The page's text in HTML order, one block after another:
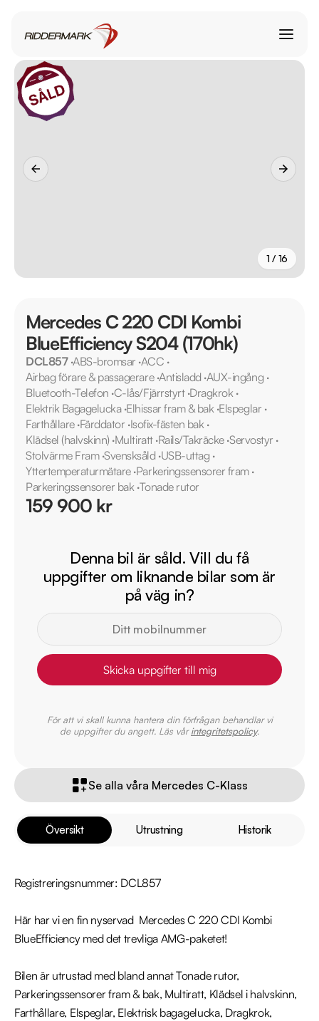
1 / 16
Översikt Utrustning Historik
Registreringsnummer: DCL857
Här har vi en fin nyservad  Mercedes C 220 CDI Kombi
BlueEfficiency med det trevliga AMG-paketet!
Bilen är utrustad med bland annat Tonade rutor,
Parkeringssensorer fram & bak, Multiratt, Klädsel i halvskinn,
Farthållare, Elspeglar, Elektrisk bagagelucka, Dragkrok,
Mercedes C 220 CDI Kombi
BlueEfficiency S204 (170hk)
DCL857·ABS-bromsar ·ACC ·
Airbag förare & passagerare·Antisladd ·AUX-ingång ·
Bluetooth-Telefon ·C-lås/Fjärrstyrt·Dragkrok·
Elektrik Bagagelucka·Elhissar fram & bak·Elspeglar ·
Farthållare·Färddator ·Isofix-fästen bak·
Klädsel (halvskinn)·Multiratt·Rails/Takräcke·Servostyr ·
Stolvärme Fram·Svensksåld ·USB-uttag ·
Yttertemperaturmätare·Parkeringssensorer fram·
Parkeringssensorer bak·Tonade rutor
159 900 kr
Denna bil är såld. Vill du få
uppgifter om liknande bilar som är
på väg in?
Skicka uppgifter till mig
För att vi skall kunna hantera din förfrågan behandlar vi
de uppgifter du angett. Läs vårintegritetspolicy.
Se alla våra Mercedes C-Klass